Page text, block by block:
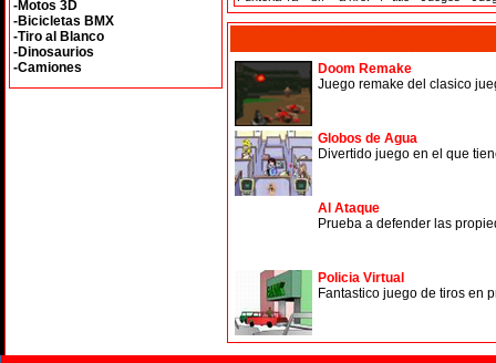
-Motos 3D
-Bicicletas BMX
-Tiro al Blanco
-Dinosaurios
-Camiones
Doom Remake
Juego remake del clasico
Globos de Agua
Divertido juego en el que
Al Ataque
Prueba a defender las
Policia Virtual
Fantastico juego de tiros en